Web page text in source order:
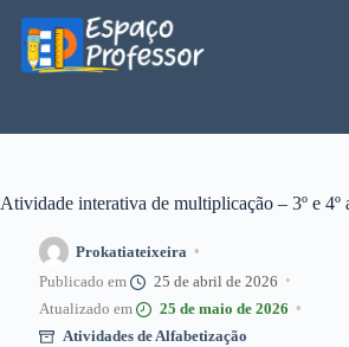
para
conteúdo
Atividade interativa de multiplicação – 3º e 4º
Prokatiateixeira
25 de abril de 2026
25 de maio de 2026
Atividades de Alfabetização